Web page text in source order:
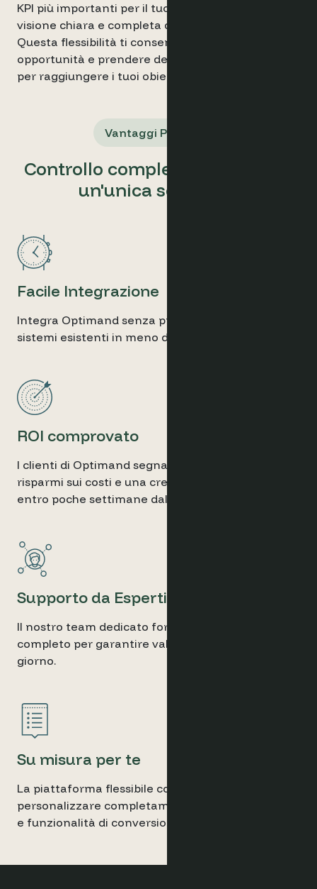
KPI più importanti per il tuo hotel e ottieni una
visione chiara e completa della tua attività.
Questa flessibilità ti consente di individuare
opportunità e prendere decisioni basate sui dati
per raggiungere i tuoi obiettivi.
Vantaggi Principali
Controllo completo dell'hotel in
un'unica soluzione
Facile Integrazione
Integra Optimand senza problemi con i tuoi
sistemi esistenti in meno di 24 ore.
ROI comprovato
I clienti di Optimand segnalano significativi
risparmi sui costi e una crescita del fatturato
entro poche settimane dall'installazione.
Supporto da Esperti
Il nostro team dedicato fornisce un supporto
completo per garantire valore fin dal primo
giorno.
Su misura per te
La piattaforma flessibile consente di
personalizzare completamente dashboard, report
e funzionalità di conversione.